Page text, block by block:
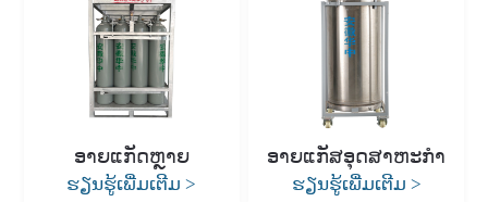
ອາຍແກັດຫຼາຍ
ຮຽນຮູ້ເພີ່ມເຕີມ>
ອາຍແກັສອຸດສາຫະກໍາ
ຮຽນຮູ້ເພີ່ມເຕີມ >